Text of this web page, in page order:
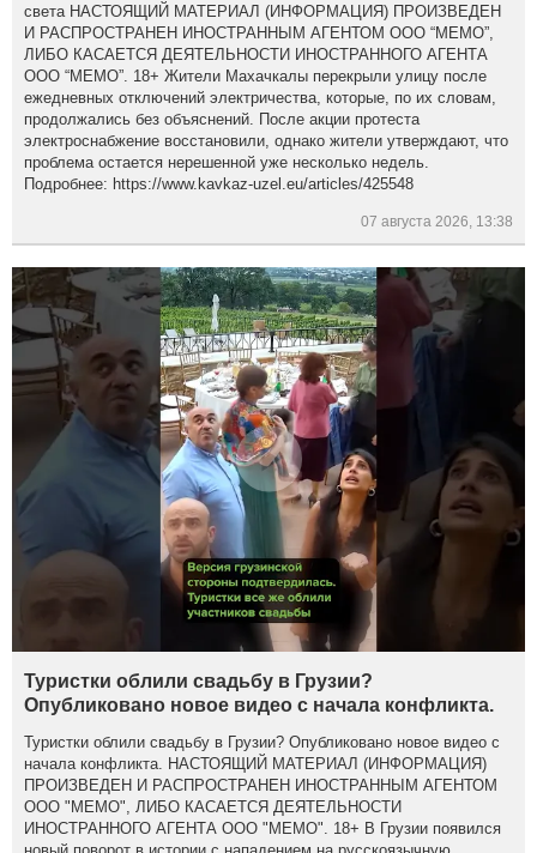
света НАСТОЯЩИЙ МАТЕРИАЛ (ИНФОРМАЦИЯ) ПРОИЗВЕДЕН
И РАСПРОСТРАНЕН ИНОСТРАННЫМ АГЕНТОМ ООО “МЕМО”,
ЛИБО КАСАЕТСЯ ДЕЯТЕЛЬНОСТИ ИНОСТРАННОГО АГЕНТА
ООО “МЕМО”. 18+ Жители Махачкалы перекрыли улицу после
ежедневных отключений электричества, которые, по их словам,
продолжались без объяснений. После акции протеста
электроснабжение восстановили, однако жители утверждают, что
проблема остается нерешенной уже несколько недель.
Подробнее: https://www.kavkaz-uzel.eu/articles/425548
07 августа 2026, 13:38
Туристки облили свадьбу в Грузии?
Опубликовано новое видео с начала конфликта.
Туристки облили свадьбу в Грузии? Опубликовано новое видео с
начала конфликта. НАСТОЯЩИЙ МАТЕРИАЛ (ИНФОРМАЦИЯ)
ПРОИЗВЕДЕН И РАСПРОСТРАНЕН ИНОСТРАННЫМ АГЕНТОМ
ООО "МЕМО", ЛИБО КАСАЕТСЯ ДЕЯТЕЛЬНОСТИ
ИНОСТРАННОГО АГЕНТА ООО "МЕМО". 18+ В Грузии появился